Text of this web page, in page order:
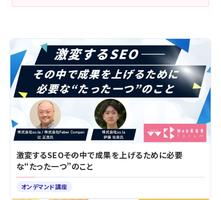
激変するSEO――その中で成果を上げるために必要
な“たった一つ”のこと
オンデマンド講座